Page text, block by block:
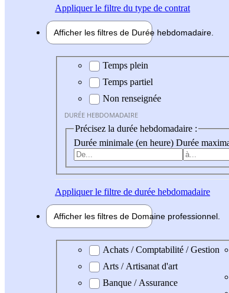
Appliquerle filtre du type de contrat
Afficher les filtres de Durée hebdomadaire
Durée hebdomadaire
Temps plein
Temps partiel
Non renseignée
DURÉE HEBDOMADAIRE
Précisez la durée hebdomadaire :
Durée minimale (en heure) Durée
Appliquerle filtre de durée hebdomadaire
Afficher les filtres de Domaine professionnel
Domaine professionel
Achats / Comptabilité / Gestion
Arts / Artisanat d'art
Banque / Assurance